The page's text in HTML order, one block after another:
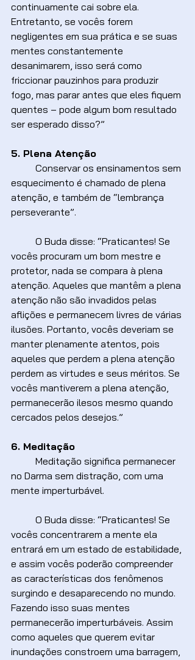
continuamente cai sobre ela.
Entretanto, se vocês forem
negligentes em sua prática e se suas
mentes constantemente
desanimarem, isso será como
friccionar pauzinhos para produzir
fogo, mas parar antes que eles fiquem
quentes – pode algum bom resultado
ser esperado disso?”
5. Plena Atenção
esquecimento é chamado de plena
atenção, e também de “lembrança
perseverante”.
vocês procuram um bom mestre e
protetor, nada se compara à plena
atenção. Aqueles que mantêm a plena
atenção não são invadidos pelas
aflições e permanecem livres de várias
ilusões. Portanto, vocês deveriam se
manter plenamente atentos, pois
aqueles que perdem a plena atenção
perdem as virtudes e seus méritos. Se
vocês mantiverem a plena atenção,
permanecerão ilesos mesmo quando
cercados pelos desejos.”
6. Meditação
no Darma sem distração, com uma
mente imperturbável.
vocês concentrarem a mente ela
entrará em um estado de estabilidade,
e assim vocês poderão compreender
as características dos fenômenos
surgindo e desaparecendo no mundo.
Fazendo isso suas mentes
permanecerão imperturbáveis. Assim
como aqueles que querem evitar
inundações constroem uma barragem,